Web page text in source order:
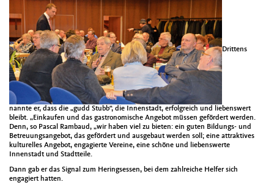
Drittens
nannte er, dass die „gudd Stubb“, die Innenstadt, erfolgreich und liebenswert
bleibt. „Einkaufen und das gastronomische Angebot müssen gefördert werden.
Denn, so Pascal Rambaud, „wir haben viel zu bieten: ein guten Bildungs- und
Betreuungsangebot, das gefördert und ausgebaut werden soll; eine attraktives
kulturelles Angebot, engagierte Vereine, eine schöne und liebenswerte
Innenstadt und Stadtteile.
Dann gab er das Signal zum Heringsessen, bei dem zahlreiche Helfer sich
engagiert hatten.